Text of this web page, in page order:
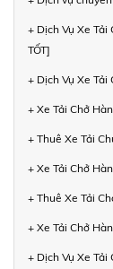
+ Dịch Vụ Xe Tải
TỐT]
+ Dịch Vụ Xe Tải
+ Xe Tải Chở
+ Thuê Xe Tải
+ Xe Tải Chở
+ Thuê Xe Tải
+ Xe Tải Chở
+ Dịch Vụ Xe Tải